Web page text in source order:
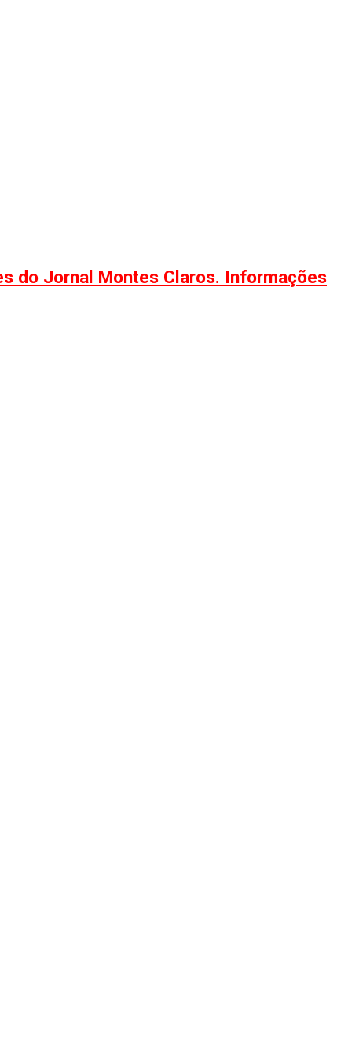
do Jornal Montes Claros. Informações